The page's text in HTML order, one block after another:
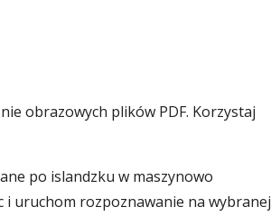
obrazowych plików PDF. Korzystaj
po islandzku w maszynowo
i uruchom rozpoznawanie na wybranej